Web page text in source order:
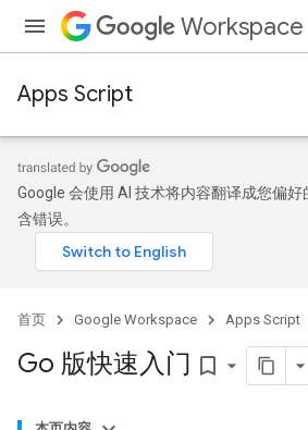
Workspace
Apps Script
Google 会使用 AI 技术将内容翻译成您偏
含错误。
首页 Google Workspace Apps Script
Go 版快速入门 bookmark_border